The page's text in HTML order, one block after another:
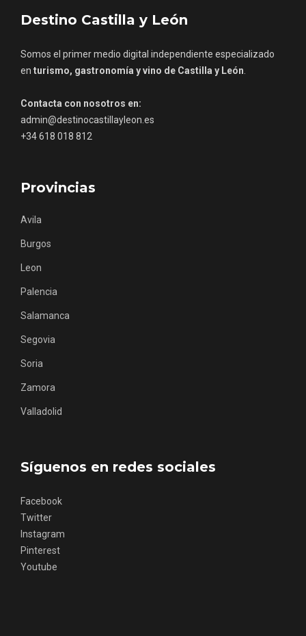
Destino Castilla y León
Somos el primer medio digital independiente especializado
en turismo, gastronomía y vino de Castilla y León
Contacta con nosotros en:
admin@destinocastillayleon.es
+34 618 018 812
Provincias
Avila
Burgos
Leon
Palencia
Salamanca
Segovia
Soria
Zamora
Valladolid
Síguenos en redes sociales
Facebook
Twitter
Instagram
Pinterest
Youtube
Los Pueblos más bonitos de España, en
Castilla y León